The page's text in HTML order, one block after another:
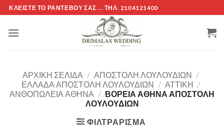
Μετάβαση
στο
περιεχόμενο
ΚΛΕΊΣΤΕ ΤΌ ΡΑΝΤΕΒΟΎ ΣΑΣ ... ΤΗΛ. 2104121400
ΑΡΧΙΚΉ ΣΕΛΊΔΑ / ΑΠΟΣΤΟΛΗ ΛΟΥΛΟΥΔΙΩΝ /
ΕΛΛΑΔΑ ΑΠΟΣΤΟΛΗ ΛΟΥΛΟΥΔΙΩΝ / ΑΤΤΙΚΗ /
ΑΝΘΟΠΩΛΕΙΑ ΑΘΗΝΑ / ΒΟΡΕΙΑ ΑΘΗΝΑ ΑΠΟΣΤΟΛΗ
ΛΟΥΛΟΥΔΙΩΝ
ΦΙΛΤΡΆΡΙΣΜΑ